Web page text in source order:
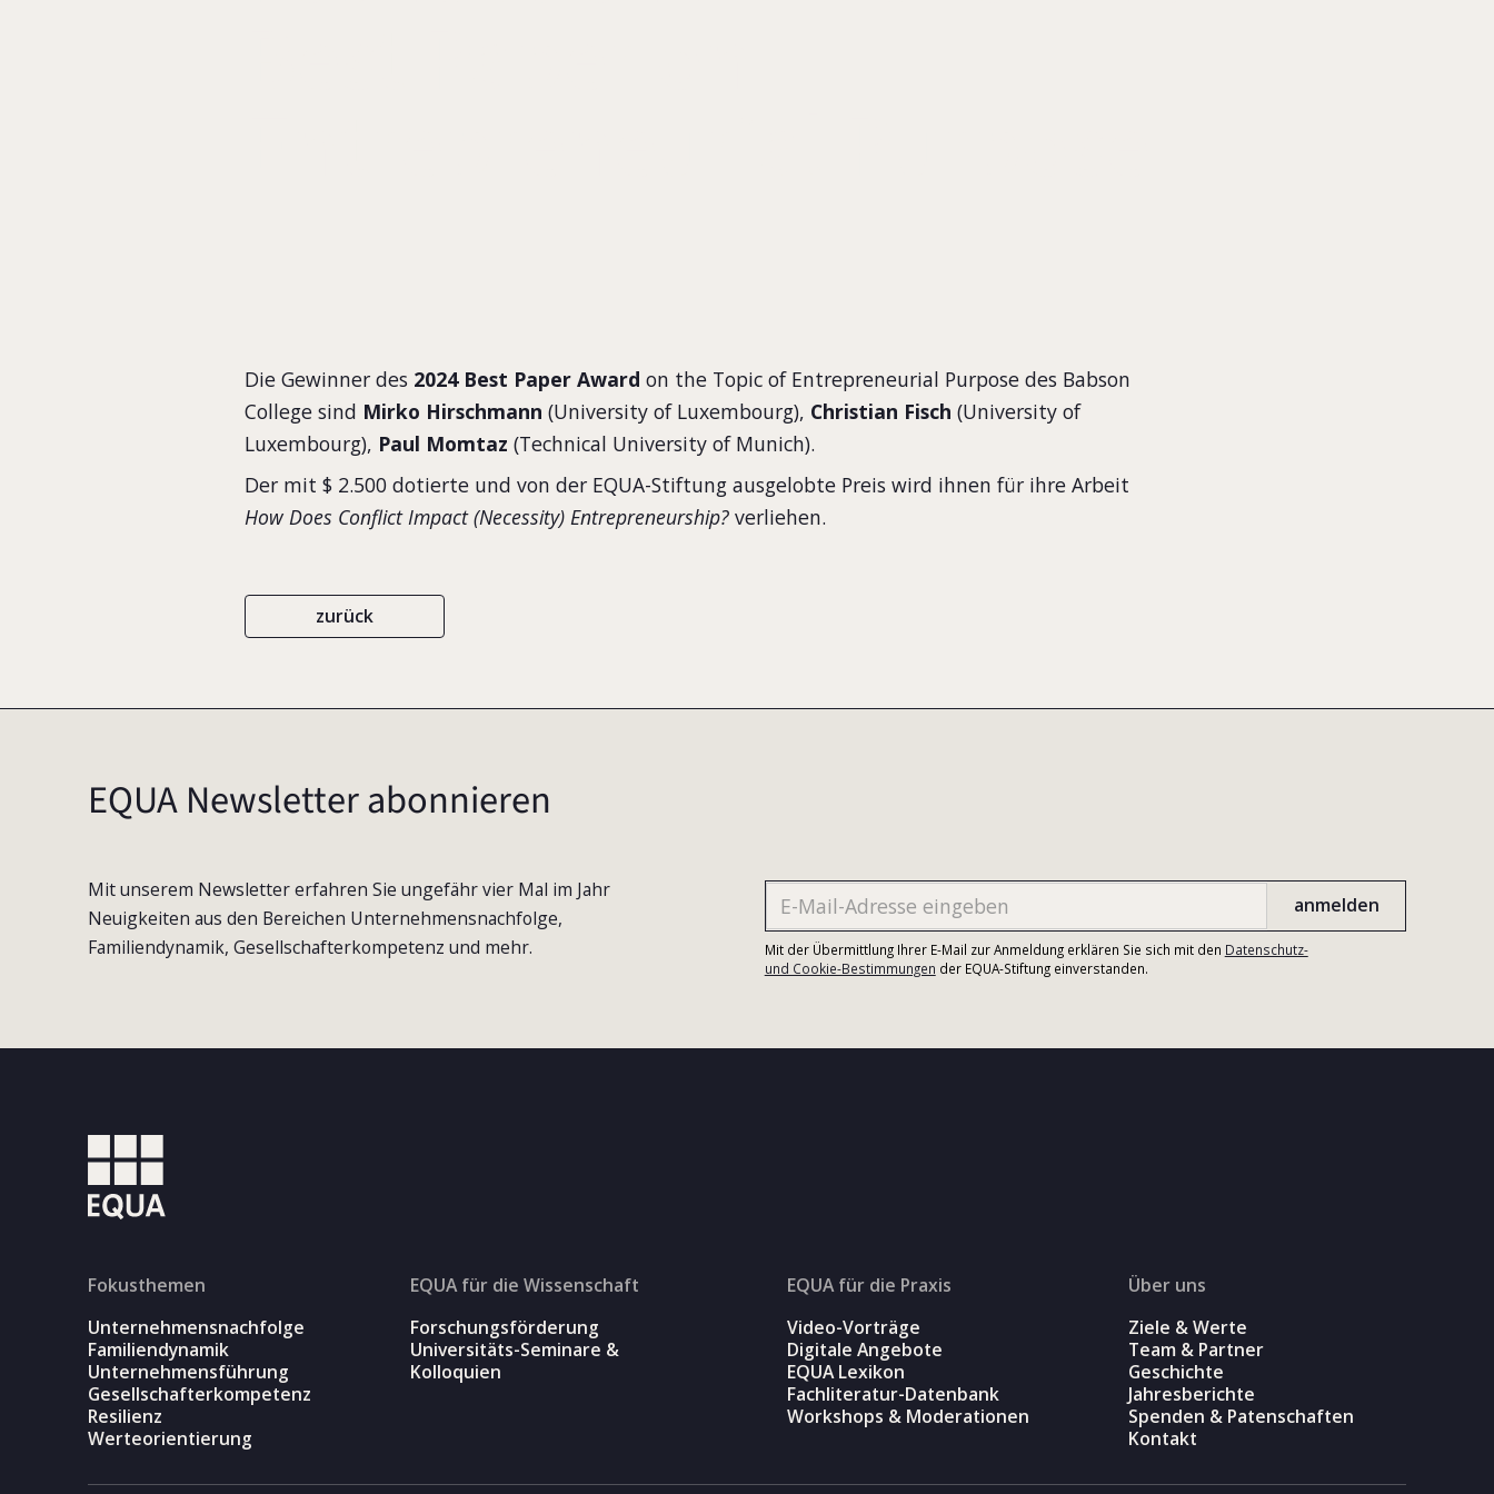
Die Gewinner des 2024 Best Paper Award on the Topic of Entrepreneurial Purpose des Babson
College sind Mirko Hirschmann (University of Luxembourg), Christian Fisch (University of
Luxembourg), Paul Momtaz (Technical University of Munich).
Der mit $ 2.500 dotierte und von der EQUA-Stiftung ausgelobte Preis wird ihnen für ihre Arbeit
How Does Conflict Impact (Necessity) Entrepreneurship? verliehen.
zurück
EQUA Newsletter abonnieren
Mit unserem Newsletter erfahren Sie ungefähr vier Mal im Jahr
Neuigkeiten aus den Bereichen Unternehmensnachfolge,
Familiendynamik, Gesellschafterkompetenz und mehr.
Mit der Übermittlung Ihrer E-Mail zur Anmeldung erklären Sie sich mit den Datenschutz-
und Cookie-Bestimmungen der EQUA-Stiftung einverstanden.
Fokusthemen
Unternehmensnachfolge
Familiendynamik
Unternehmensführung
Gesellschafterkompetenz
Resilienz
Werteorientierung
EQUA für die Wissenschaft
Forschungsförderung
Universitäts-Seminare &
Kolloquien
EQUA für die Praxis
Video-Vorträge
Digitale Angebote
EQUA Lexikon
Fachliteratur-Datenbank
Workshops & Moderationen
Über uns
Ziele & Werte
Team & Partner
Geschichte
Jahresberichte
Spenden & Patenschaften
Kontakt